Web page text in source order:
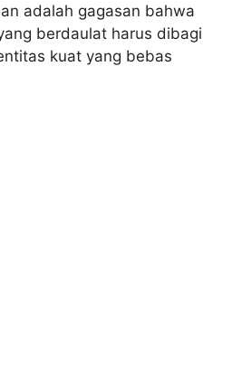
adalah gagasan bahwa
berdaulat harus dibagi
kuat yang bebas